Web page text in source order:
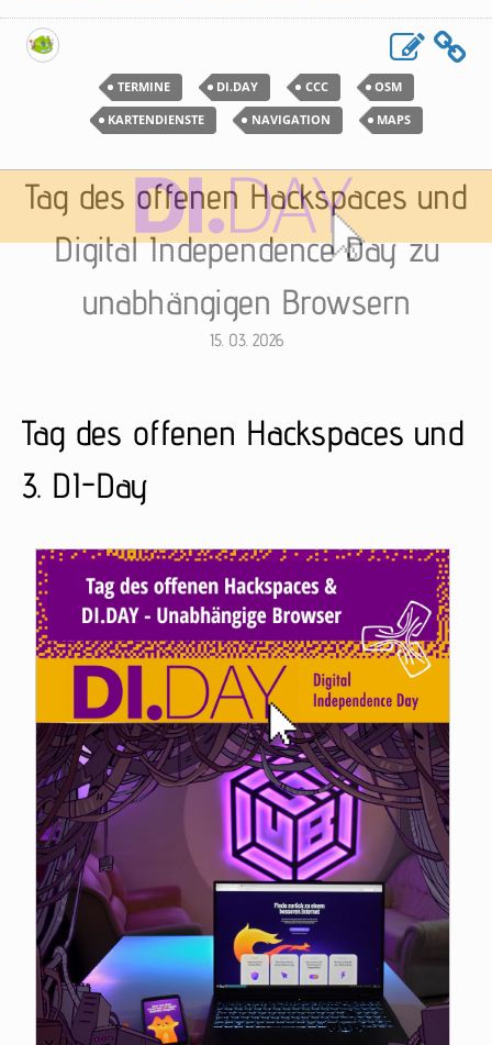
TERMINE DI.DAY CCC
OSM
KARTENDIENSTE
NAVIGATION MAPS
Tag des offenen Hackspaces und
Digital Independence Day zu
unabhängigen Browsern
15. 03. 2026
Tag des offenen Hackspaces und
3. DI-Day